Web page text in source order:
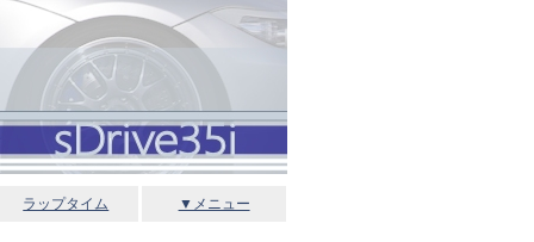
ラップタイム ▼メニュー